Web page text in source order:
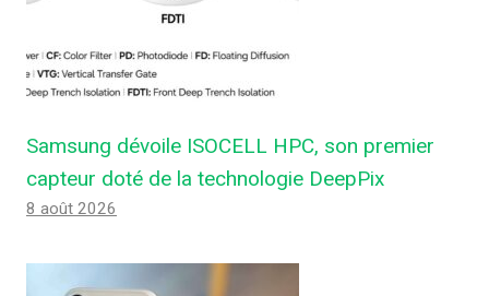
Samsung dévoile ISOCELL HPC, son premier
capteur doté de la technologie DeepPix
8 août 2026